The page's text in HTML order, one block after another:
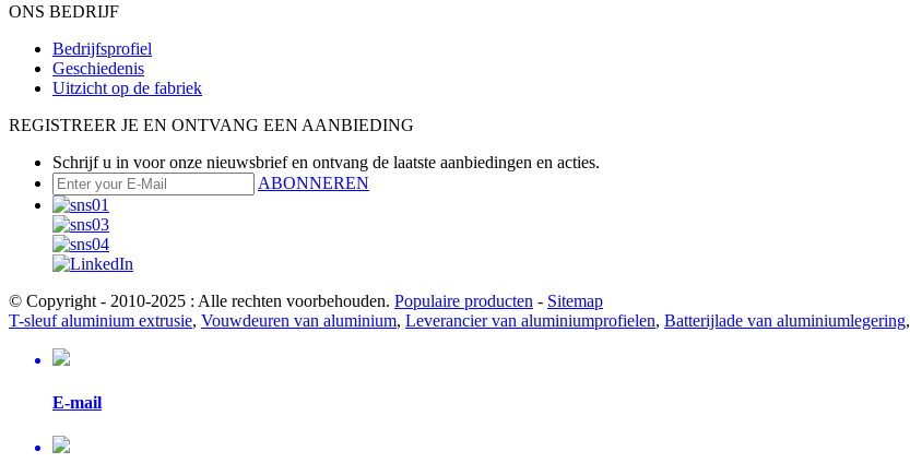
ONS BEDRIJF
Bedrijfsprofiel
Geschiedenis
Uitzicht op de fabriek
REGISTREER JE EN ONTVANG EEN AANBIEDING
Schrijf u in voor onze nieuwsbrief en ontvang de laatste aanbiedingen en acties.
ABONNEREN
© Copyright - 2010-2025 : Alle rechten voorbehouden. Populaire producten - Sitemap
T-sleuf aluminium extrusie, Vouwdeuren van aluminium, Leverancier van aluminiumprofielen, Batterijlade van aluminiumlegering,
E-mail